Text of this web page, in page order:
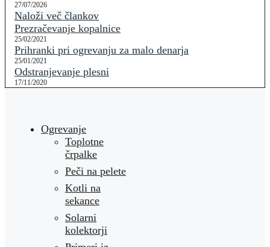
27/07/2026
Naloži več člankov
Prezračevanje kopalnice
25/02/2021
Prihranki pri ogrevanju za malo denarja
25/01/2021
Odstranjevanje plesni
17/11/2020
Ogrevanje
Toplotne
črpalke
Peči na pelete
Kotli na
sekance
Solarni
kolektorji